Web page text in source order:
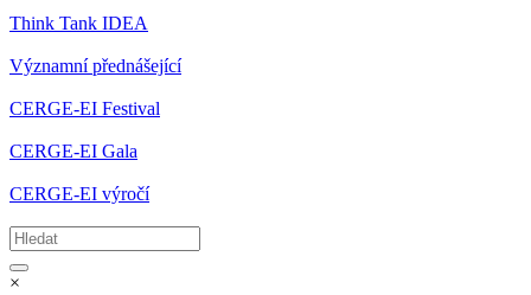
Think Tank IDEA
Významní přednášející
CERGE-EI Festival
CERGE-EI Gala
CERGE-EI výročí
×